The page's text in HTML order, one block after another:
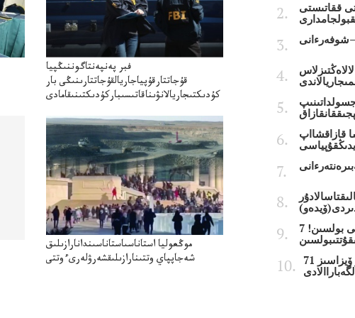
فبر پەنپەنتاگوننىڭپيا
قۇجاتتارقۇپياجاريالقۇجاتتارىنىڭى بار
كۇدىكتىجاريالانۋىناقاتىسىباركۇدىكتىنىقامادى
موڭعوليا استاناسىاستاناسىندانارازىلىق
شەجاپپاي وتتىنارازىلىقشەرۋلەرىءوتتى
ققاتىستى
قازاقشااپ
7 مامىر - وتان وتاناۋشىلقورعاۋشىلارتى بولسىن!
قازاقستاندىقتار ۆيزاسىز 71